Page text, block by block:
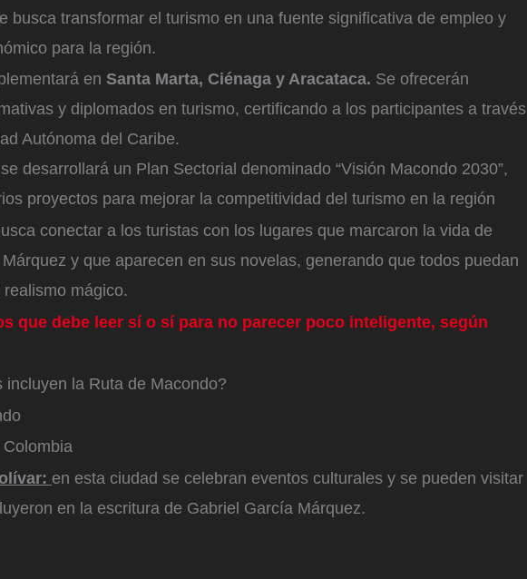
busca transformar el turismo en una fuente significativa de empleo y
para la región.
en Santa Marta, Ciénaga y Aracataca. Se ofrecerán
y diplomados en turismo, certificando a los participantes a través
Autónoma del Caribe.
desarrollará un Plan Sectorial denominado “Visión Macondo 2030”,
proyectos para mejorar la competitividad del turismo en la región
conectar a los turistas con los lugares que marcaron la vida de
y que aparecen en sus novelas, generando que todos puedan
mágico.
que debe leer sí o sí para no parecer poco inteligente, según
incluyen la Ruta de Macondo?
en esta ciudad se celebran eventos culturales y se pueden visitar
en la escritura de Gabriel García Márquez.